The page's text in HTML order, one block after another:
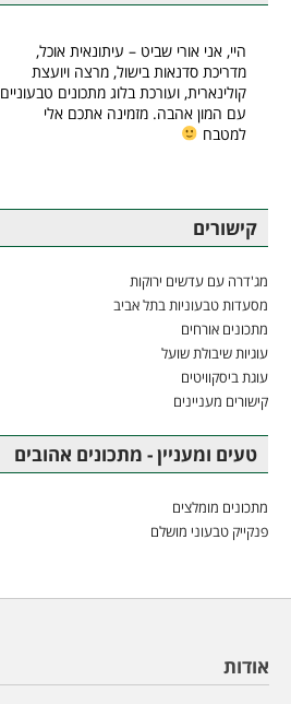
היי, אני אורי שביט – עיתונאית אוכל,
מדריכת סדנאות בישול, מרצה ויועצת
קולינארית, ועורכת בלוג מתכונים טבעוניים
עם המון אהבה. מזמינה אתכם אלי
למטבח
קישורים
מג'דרה עם עדשים ירוקות
מסעדות טבעוניות בתל אביב
מתכונים אורחים
עוגיות שיבולת שועל
עוגת ביסקוויטים
קישורים מעניינים
טעים ומעניין - מתכונים אהובים
מתכונים מומלצים
פנקייק טבעוני מושלם
אודות